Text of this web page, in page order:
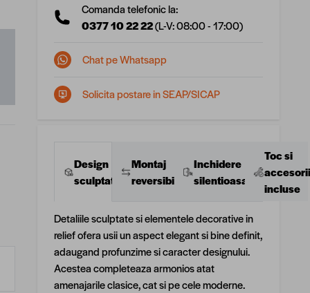
Comanda telefonic la:
0377 10 22 22(L-V: 08:00 - 17:00)
Chat pe Whatsapp
Solicita postare in SEAP/SICAP
Design
sculptat
Montaj
reversibil
Inchidere
silentioasa
Toc si
accesorii
incluse
Detaliile sculptate si elementele decorative in
relief ofera usii un aspect elegant si bine definit,
adaugand profunzime si caracter designului.
Acestea completeaza armonios atat
amenajarile clasice, cat si pe cele moderne.